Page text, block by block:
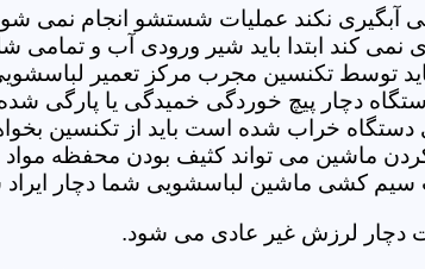
آبگیری نکند عملیات شستشو انجام نمی
نمی کند ابتدا باید شیر ورودی آب و
توسط تکنسین مجرب مرکز تعمیر
دچار پیچ خوردگی خمیدگی یا پارگی شده
دستگاه خراب شده است باید از تکنسین
ماشین می تواند کثیف بودن محفظه
کشی ماشین لباسشویی شما دچار ایراد
دچار لرزش غیر عادی می شود.